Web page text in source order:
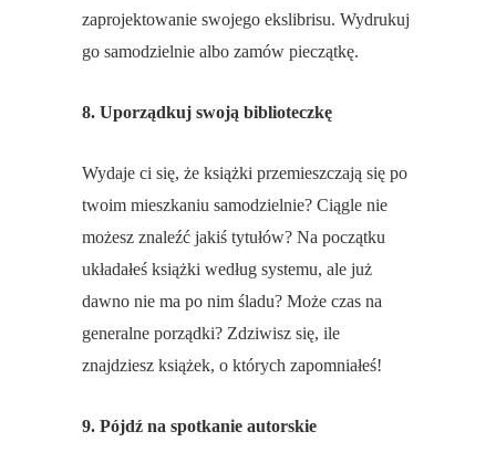
zaprojektowanie swojego ekslibrisu. Wydrukuj
go samodzielnie albo zamów pieczątkę.
8. Uporządkuj swoją biblioteczkę
Wydaje ci się, że książki przemieszczają się po
twoim mieszkaniu samodzielnie? Ciągle nie
możesz znaleźć jakiś tytułów? Na początku
układałeś książki według systemu, ale już
dawno nie ma po nim śladu? Może czas na
generalne porządki? Zdziwisz się, ile
znajdziesz książek, o których zapomniałeś!
9. Pójdź na spotkanie autorskie